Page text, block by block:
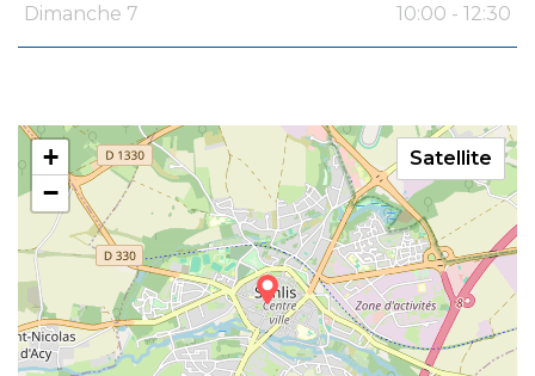
Dimanche 7
10:00 - 12:30
+
−
Satellite